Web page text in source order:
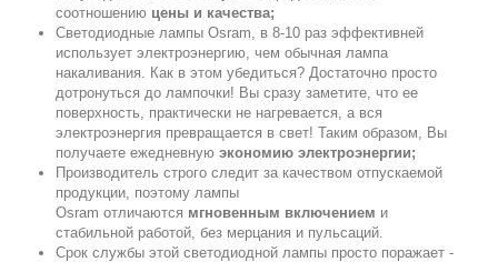
соотношению цены и качества;
Светодиодные лампы Osram, в 8-10 раз эффективней
использует электроэнергию, чем обычная лампа
накаливания. Как в этом убедиться? Достаточно просто
дотронуться до лампочки! Вы сразу заметите, что ее
поверхность, практически не нагревается, а вся
электроэнергия превращается в свет! Таким образом, Вы
получаете ежедневную экономию электроэнергии;
Производитель строго следит за качеством отпускаемой
продукции, поэтому лампы
Osram отличаются мгновенным включением и
стабильной работой, без мерцания и пульсаций.
Срок службы этой светодиодной лампы просто поражает -